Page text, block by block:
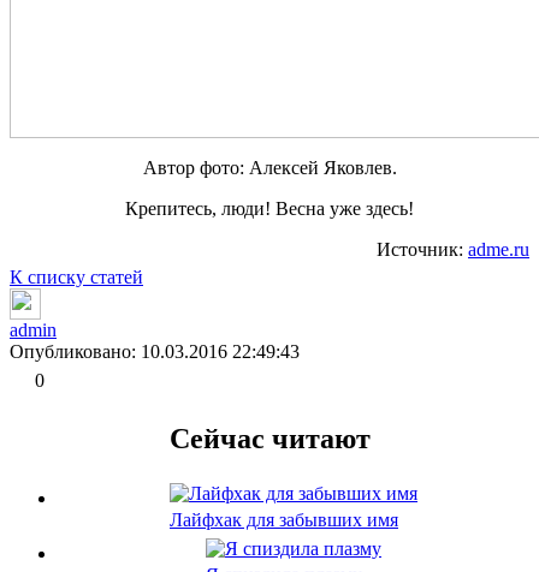
Автор фото: Алексей Яковлев.
Крепитесь, люди! Весна уже здесь!
Источник: adme.ru
К списку статей
admin
Опубликовано: 10.03.2016 22:49:43
0
Сейчас читают
Лайфхак для забывших имя